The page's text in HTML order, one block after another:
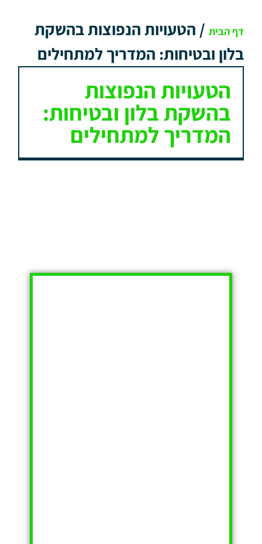
דף הבית / הטעויות הנפוצות בהשקת
בלון ובטיחות: המדריך למתחילים
הטעויות הנפוצות
בהשקת בלון ובטיחות:
המדריך למתחילים